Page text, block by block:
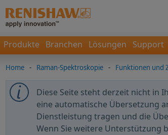
Produkte Branchen Lösungen Support
Home - Raman-Spektroskopie - Funktionen und
Diese Seite steht derzeit nicht in
eine automatische Übersetzung
Dienstleistung tragen und die
Wenn Sie weitere Unterstützung